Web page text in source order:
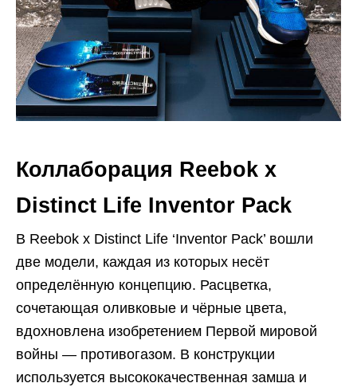
Коллаборация Reebok x
Distinct Life Inventor Pack
В Reebok x Distinct Life ‘Inventor Pack’ вошли
две модели, каждая из которых несёт
определённую концепцию. Расцветка,
сочетающая оливковые и чёрные цвета,
вдохновлена изобретением Первой мировой
войны — противогазом. В конструкции
используется высококачественная замша и